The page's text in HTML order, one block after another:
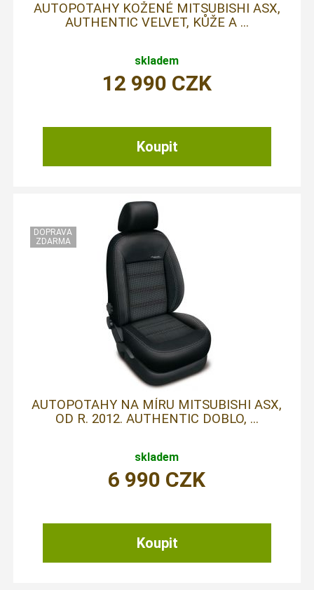
AUTOPOTAHY KOŽENÉ MITSUBISHI ASX,
AUTHENTIC VELVET, KŮŽE A ...
skladem
12 990 CZK
AUTOPOTAHY NA MÍRU MITSUBISHI ASX,
OD R. 2012. AUTHENTIC DOBLO, ...
skladem
6 990 CZK